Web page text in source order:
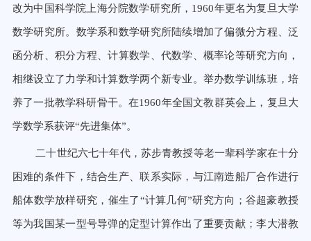
改为中国科学院上海分院数学研究所，1960年更名为复旦大学
数学研究所。数学系和数学研究所陆续增加了偏微分方程、泛
函分析、积分方程、计算数学、代数学、概率论等研究方向，
相继设立了力学和计算数学两个新专业。举办数学训练班，培
养了一批教学科研骨干。在1960年全国文教群英会上，复旦大
学数学系获评“先进集体”。
二十世纪六七十年代，苏步青教授等老一辈科学家在十分
困难的条件下，结合生产、联系实际，与江南造船厂合作进行
船体数学放样研究，催生了“计算几何”研究方向；谷超豪教授
等为我国某一型号导弹的定型计算作出了重要贡献；李大潜教